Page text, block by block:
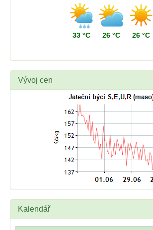
33 °C 26 °C 26 °C
Vývoj cen
Kalendář